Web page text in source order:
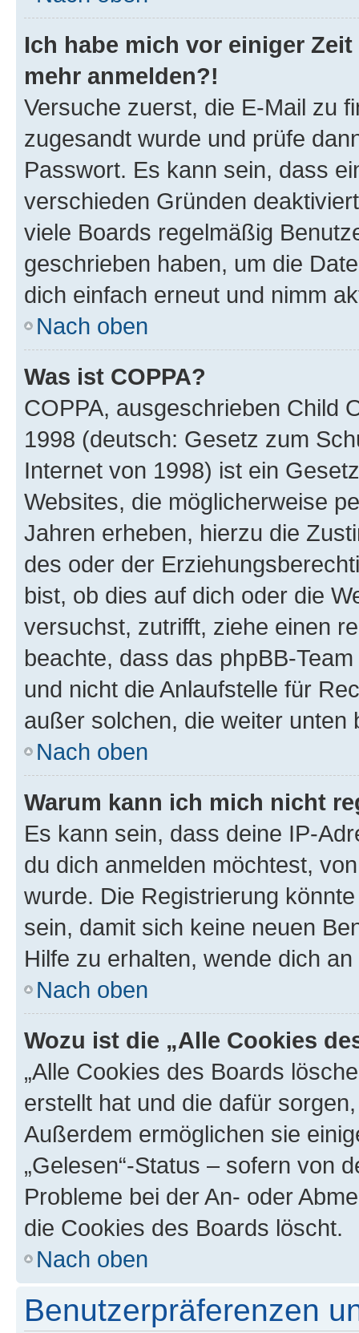
Ich habe mich vor einiger
mehr anmelden?!
Versuche zuerst, die E-Mail zu
zugesandt wurde und prüfe
Passwort. Es kann sein, dass
verschieden Gründen
viele Boards regelmäßig
geschrieben haben, um die
dich einfach erneut und nimm
Nach oben
Was ist COPPA?
COPPA, ausgeschrieben Child
1998 (deutsch: Gesetz zum
Internet von 1998) ist ein
Websites, die möglicherweise
Jahren erheben, hierzu die
des oder der
bist, ob dies auf dich oder die
versuchst, zutrifft, ziehe einen
beachte, dass das phpBB-
und nicht die Anlaufstelle für
außer solchen, die weiter unten
Nach oben
Warum kann ich mich nicht
Es kann sein, dass deine IP-
du dich anmelden möchtest,
wurde. Die Registrierung
sein, damit sich keine neuen
Hilfe zu erhalten, wende dich
Nach oben
Wozu ist die „Alle Cookies
„Alle Cookies des Boards
erstellt hat und die dafür
Außerdem ermöglichen sie
„Gelesen“-Status – sofern von
Probleme bei der An- oder
die Cookies des Boards löscht.
Nach oben
Benutzerpräferenzen